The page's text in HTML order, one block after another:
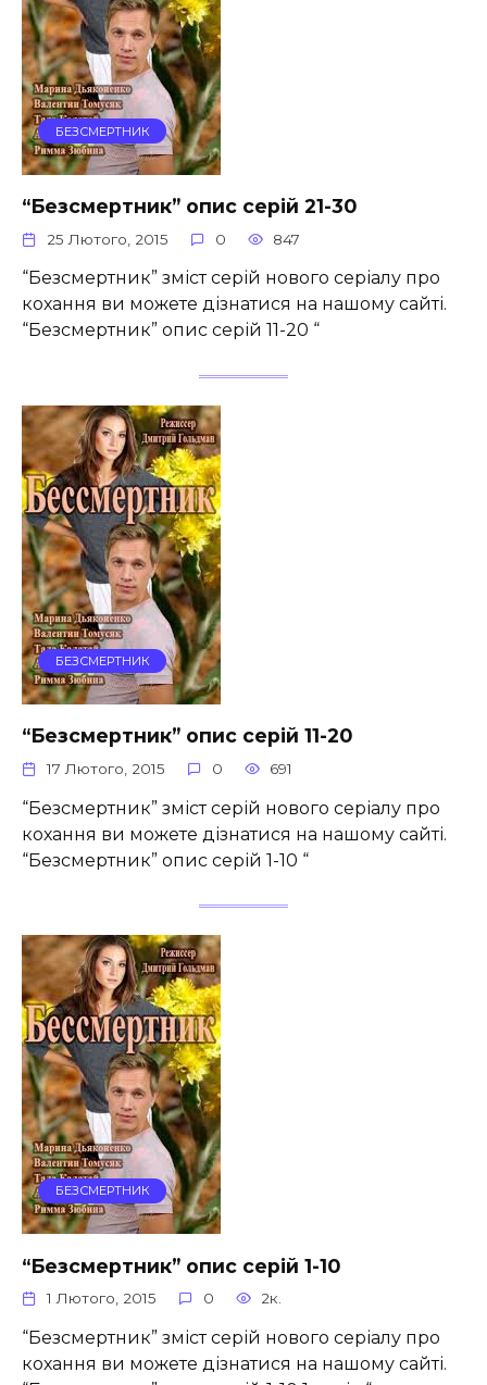
БЕЗСМЕРТНИК
“Безсмертник” опис серій 21-30
25 Лютого, 2015 0 847
“Безсмертник” зміст серій нового серіалу про
кохання ви можете дізнатися на нашому сайті.
“Безсмертник” опис серій 11-20 “
БЕЗСМЕРТНИК
“Безсмертник” опис серій 11-20
17 Лютого, 2015 0 691
“Безсмертник” зміст серій нового серіалу про
кохання ви можете дізнатися на нашому сайті.
“Безсмертник” опис серій 1-10 “
БЕЗСМЕРТНИК
“Безсмертник” опис серій 1-10
1 Лютого, 2015 0 2к.
“Безсмертник” зміст серій нового серіалу про
кохання ви можете дізнатися на нашому сайті.